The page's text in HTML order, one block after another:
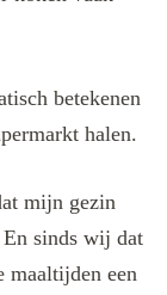
betekenen
halen.
mijn gezin
sinds wij dat
maaltijden een